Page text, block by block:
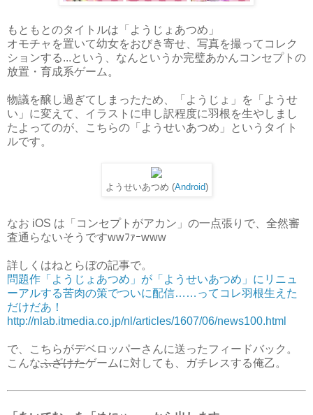
もともとのタイトルは「ようじょあつめ」
オモチャを置いて幼女をおびき寄せ、写真を撮ってコレク
ションする...という、なんというか完璧あかんコンセプトの
放置・育成系ゲーム。
物議を醸し過ぎてしまったため、「ようじょ」を「ようせ
い」に変えて、イラストに申し訳程度に羽根を生やしまし
たよってのが、こちらの「ようせいあつめ」というタイト
ルです。
ようせいあつめ (Android)
なお iOS は「コンセプトがアカン」の一点張りで、全然審
査通らないそうですwwﾌｧｰwww
詳しくはねとらぼの記事で。
問題作「ようじょあつめ」が「ようせいあつめ」にリニュ
ーアルする苦肉の策でついに配信……ってコレ羽根生えた
だけだあ！
http://nlab.itmedia.co.jp/nl/articles/1607/06/news100.html
で、こちらがデベロッパーさんに送ったフィードバック。
こんなふざけたゲームに対しても、ガチレスする俺乙。